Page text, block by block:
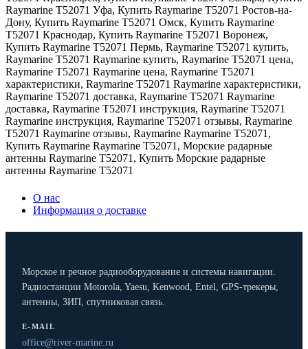
Raymarine Т52071 Уфа, Купить Raymarine Т52071 Ростов-на-
Дону, Купить Raymarine Т52071 Омск, Купить Raymarine
Т52071 Краснодар, Купить Raymarine Т52071 Воронеж,
Купить Raymarine Т52071 Пермь, Raymarine Т52071 купить,
Raymarine Т52071 Raymarine купить, Raymarine Т52071 цена,
Raymarine Т52071 Raymarine цена, Raymarine Т52071
характеристики, Raymarine Т52071 Raymarine характеристики,
Raymarine Т52071 доставка, Raymarine Т52071 Raymarine
доставка, Raymarine Т52071 инструкция, Raymarine Т52071
Raymarine инструкция, Raymarine Т52071 отзывы, Raymarine
Т52071 Raymarine отзывы, Raymarine Raymarine Т52071 ,
Купить Raymarine Raymarine Т52071 , Морские радарные
антенны Raymarine Т52071 , Купить Морские радарные
антенны Raymarine Т52071
О нас
Информация о доставке
Морское и речное радиооборудование и системы навигации.
Радиостанции Motorola, Yaesu, Kenwood, Entel, GPS-трекеры,
антенны, ЗИП, спутниковая связь.
E-MAIL
office@river-marine.ru